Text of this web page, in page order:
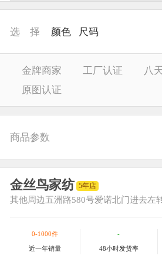
选 择 颜色 尺码
金牌商家 工厂认证
八
原图认证
商品参数
金丝鸟家纺 5年店
其他周边五洲路580号爱诺北门进去左
0-1000件
近一年销量
-
48小时发货率